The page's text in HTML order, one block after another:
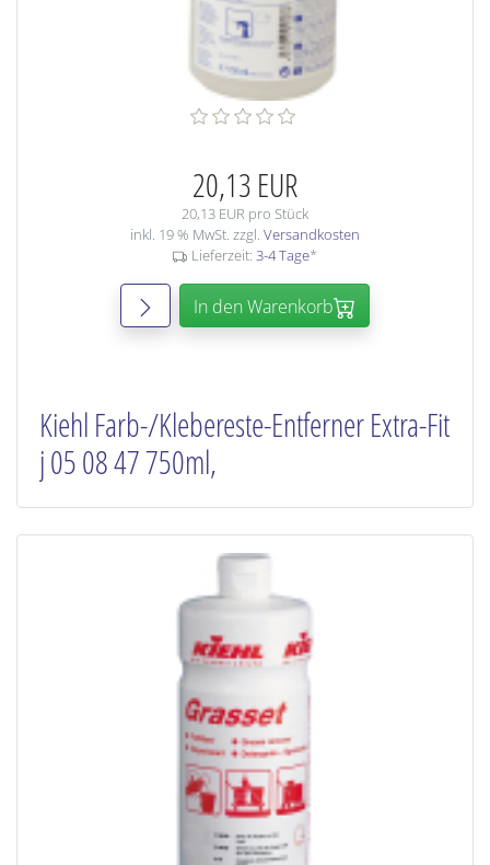
20,13 EUR
20,13 EUR pro Stück
inkl. 19 % MwSt. zzgl. Versandkosten
Lieferzeit: 3-4 Tage*
In den Warenkorb
Kiehl Farb-/Klebereste-Entferner Extra-Fit
j 05 08 47 750ml,